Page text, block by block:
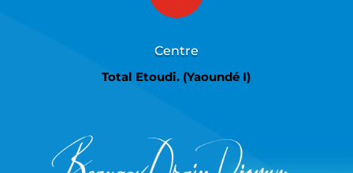
Centre
Total Etoudi. (Yaoundé I)